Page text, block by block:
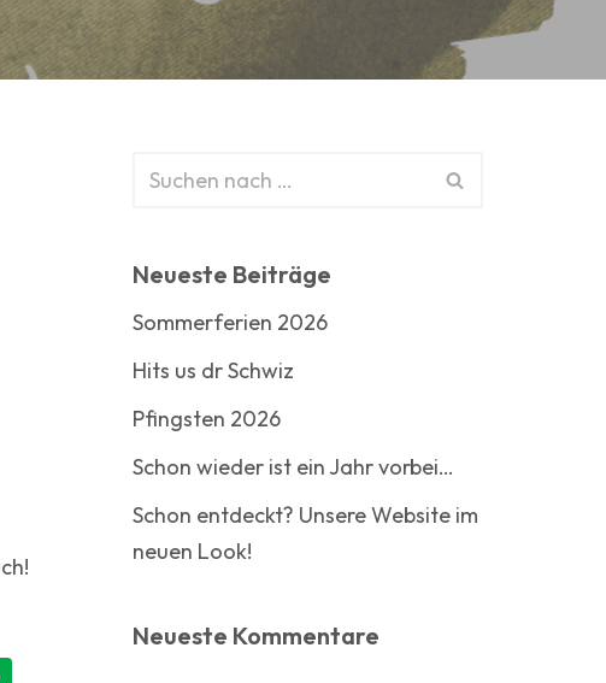
Neueste Beiträge
Sommerferien 2026
Hits us dr Schwiz
Pfingsten 2026
Schon wieder ist ein Jahr vorbei…
Schon entdeckt? Unsere Website im
neuen Look!
Neueste Kommentare